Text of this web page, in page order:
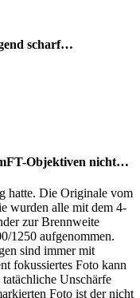
scharf…
Objektiven nicht…
hatte. Die Originale vom
wurden alle mit dem 4-
zur Brennweite
1250 aufgenommen.
sind immer mit
fokussiertes Foto kann
Unschärfe
Foto ist der nicht